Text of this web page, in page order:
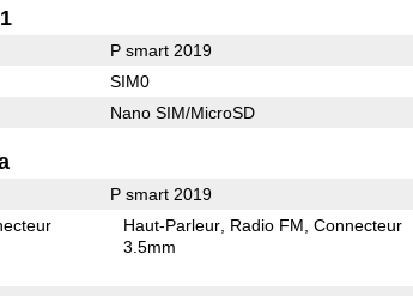
P smart 2019
SIM0
Nano SIM/MicroSD
P smart 2019
Haut-Parleur Radio FM Connecteur
3.5mm